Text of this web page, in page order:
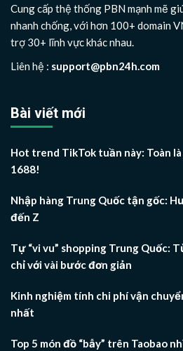
Cung cấp thệ thống PBN mạnh mẽ
nhanh chống, với hơn 100+ domain
trợ 30+ lĩnh vực khác nhau.
Liên hệ : support@pbn24h.com
Bài viết mới
Hot trend TikTok tuần này: Toàn
1688!
Nhập hàng Trung Quốc tận gốc:
đến Z
Tự “vi vu” shopping Trung Quốc:
chỉ với vài bước đơn giản
Kinh nghiệm tính chi phí vận
nhất
Top 5 món đồ “bẫy” trên Taobao